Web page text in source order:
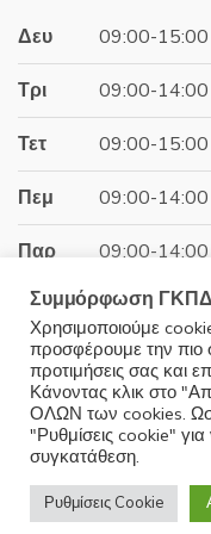
Δευ 09:00-15:00
Τρι 09:00-
Τετ 09:00-15:00
Πεμ 09:00-
Παρ 09:00-
Σαβ 09:00-15:00
Κυρ Κλειστά
© 2025
Συμμόρφωση ΓΚΠΔ
Χρησιμοποιούμε
προσφέρουμε την πιο
προτιμήσεις σας και
Κάνοντας κλικ στο
ΟΛΩΝ των cookies.
"Ρυθμίσεις cookie"
συγκατάθεση.
Ρυθμίσεις Cookie